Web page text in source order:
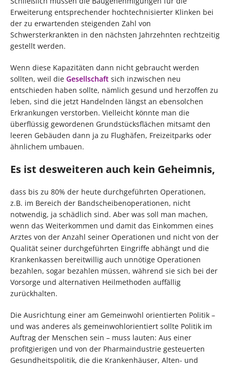
Erweiterung entsprechender hochtechnisierter Klinken bei
der zu erwartenden steigenden Zahl von
Schwersterkrankten in den nächsten Jahrzehnten rechtzeitig
gestellt werden.
Wenn diese Kapazitäten dann nicht gebraucht werden
sollten, weil die Gesellschaft sich inzwischen neu
entschieden haben sollte, nämlich gesund und herzoffen zu
leben, sind die jetzt Handelnden längst an ebensolchen
Erkrankungen verstorben. Vielleicht könnte man die
überflüssig gewordenen Grundstücksflächen mitsamt den
leeren Gebäuden dann ja zu Flughäfen, Freizeitparks oder
ähnlichem umbauen.
Es ist desweiteren auch kein Geheimnis,
dass bis zu 80% der heute durchgeführten Operationen,
z.B. im Bereich der Bandscheibenoperationen, nicht
notwendig, ja schädlich sind. Aber was soll man machen,
wenn das Weiterkommen und damit das Einkommen eines
Arztes von der Anzahl seiner Operationen und nicht von der
Qualität seiner durchgeführten Eingriffe abhängt und die
Krankenkassen bereitwillig auch unnötige Operationen
bezahlen, sogar bezahlen müssen, während sie sich bei der
Vorsorge und alternativen Heilmethoden auffällig
zurückhalten.
Die Ausrichtung einer am Gemeinwohl orientierten Politik –
und was anderes als gemeinwohlorientiert sollte Politik im
Auftrag der Menschen sein – muss lauten: Aus einer
profitgierigen und von der Pharmaindustrie gesteuerten
Gesundheitspolitik, die die Krankenhäuser, Alten- und